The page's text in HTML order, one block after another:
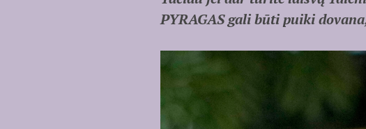
PYRAGAS gali būti puiki